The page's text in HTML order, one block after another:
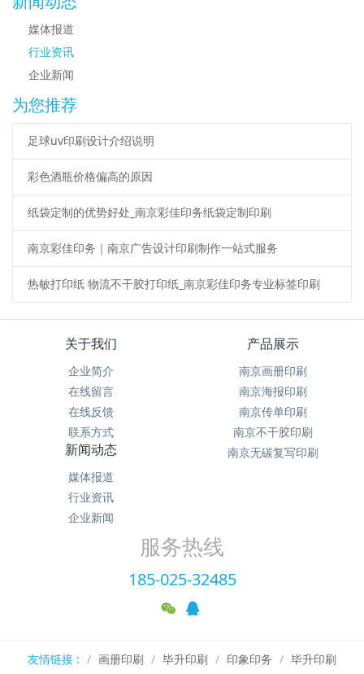
媒体报道
行业资讯
企业新闻
为您推荐
足球uv印刷设计介绍说明
彩色酒瓶价格偏高的原因
纸袋定制的优势好处_南京彩佳印务纸袋定制印刷
南京彩佳印务｜南京广告设计印刷制作一站式服务
热敏打印纸 物流不干胶打印纸_南京彩佳印务专业标签印刷
关于我们
企业简介
在线留言
在线反馈
联系方式
产品展示
南京画册印刷
南京海报印刷
南京传单印刷
南京不干胶印刷
南京无碳复写印刷
新闻动态
媒体报道
行业资讯
企业新闻
服务热线
185-025-32485
友情链接 : 画册印刷 毕升印刷 印象印务
毕升印刷